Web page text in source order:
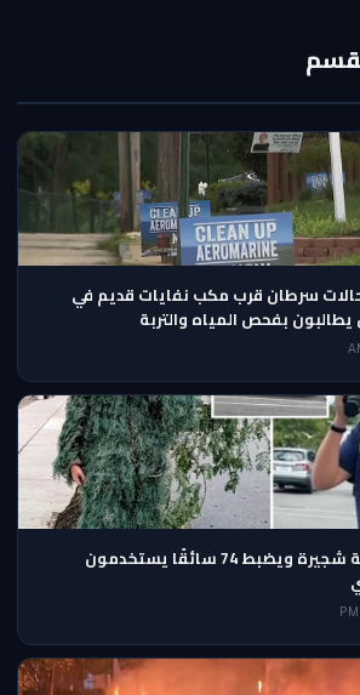
بلاغ عن حالات سرطان قرب مكب نفايات قديم في
بفحص المياه والتربة
شرطي يتنكر في هيئة شجيرة ويضبط 74 سائقًا يستخدمون